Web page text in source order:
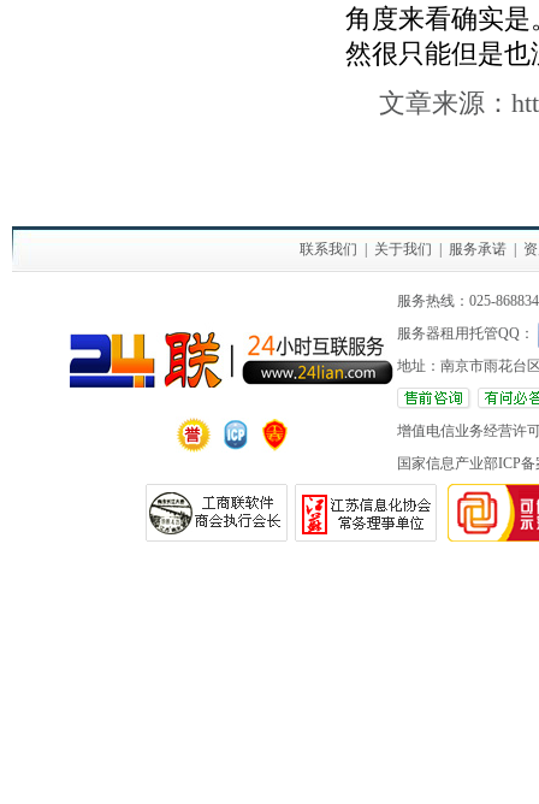
角度来看确实
然很只能但是
文章来源：
联系我们 关于我们 服务承诺
服务热线：025-
服务器租用托管QQ：
地址：南京市雨花台
增值电信业务经营许
国家信息产业部ICP